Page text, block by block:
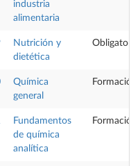
industria
alimentaria
Nutrición y
dietética
Obligatoria
Química
general
Formación
Fundamentos
de química
analítica
Formación